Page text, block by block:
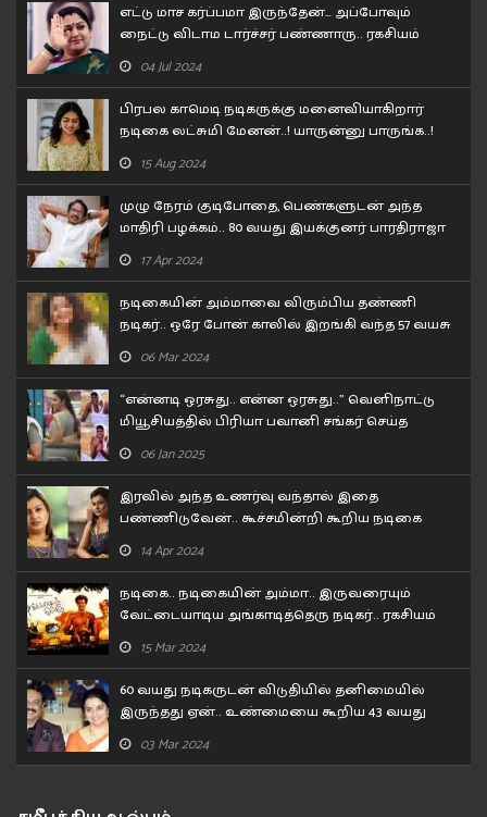
எட்டு மாச கர்ப்பமா இருந்தேன்… அப்போவும்
நைட்டு விடாம டார்ச்சர் பண்ணாரு.. ரகசியம்
உடைத்த குஷ்பூ..!
04 Jul 2024
பிரபல காமெடி நடிகருக்கு மனைவியாகிறார்
நடிகை லட்சுமி மேனன்..! யாருன்னு பாருங்க..!
15 Aug 2024
முழு நேரம் குடிபோதை, பெண்களுடன் அந்த
மாதிரி பழக்கம்.. 80 வயது இயக்குனர் பாரதிராஜா
செய்த காரியம்!!
17 Apr 2024
நடிகையின் அம்மாவை விரும்பிய தண்ணி
நடிகர்.. ஒரே போன் காலில் இறங்கி வந்த 57 வயசு
தேர் நடிகை..
06 Mar 2024
“என்னடி ஒரசுது.. என்ன ஒரசுது..” வெளிநாட்டு
மியூசியத்தில் பிரியா பவானி சங்கர் செய்த
கன்றாவி..!
06 Jan 2025
இரவில் அந்த உணர்வு வந்தால் இதை
பண்ணிடுவேன்.. கூச்சமின்றி கூறிய நடிகை
சோனா..!
14 Apr 2024
நடிகை.. நடிகையின் அம்மா.. இருவரையும்
வேட்டையாடிய அங்காடித்தெரு நடிகர்.. ரகசியம்
உடைத்த பிரபல நடிகர்!
15 Mar 2024
60 வயது நடிகருடன் விடுதியில் தனிமையில்
இருந்தது ஏன்.. உண்மையை கூறிய 43 வயது
நடிகை..
03 Mar 2024